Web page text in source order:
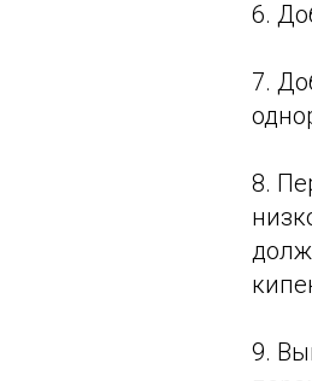
6.
7.
8.
9.